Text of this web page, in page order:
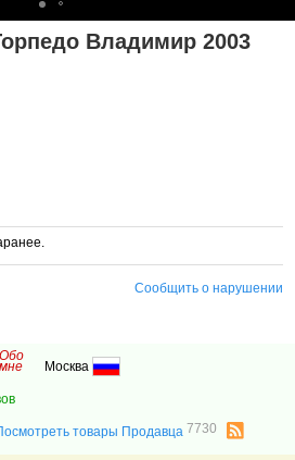
Владимир 2003
Сообщить о нарушении
Обо
мне Москва
товары Продавца 7730